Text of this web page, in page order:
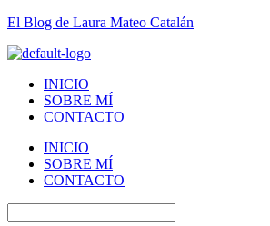
El Blog de Laura Mateo Catalán
INICIO
SOBRE MÍ
CONTACTO
INICIO
SOBRE MÍ
CONTACTO